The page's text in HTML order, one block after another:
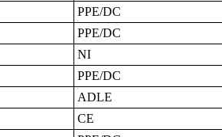
PPE/DC
PPE/DC
NI
PPE/DC
ADLE
CE